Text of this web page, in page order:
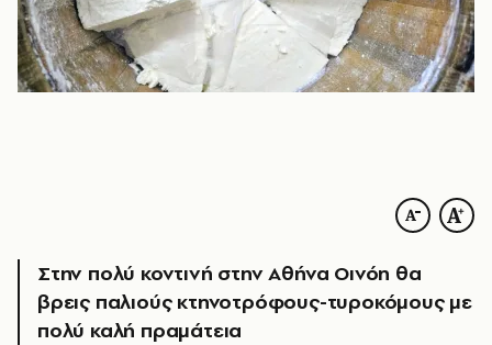
Στην πολύ κοντινή στην Αθήνα Οινόη θα
βρεις παλιούς κτηνοτρόφους-τυροκόμους με
πολύ καλή πραμάτεια